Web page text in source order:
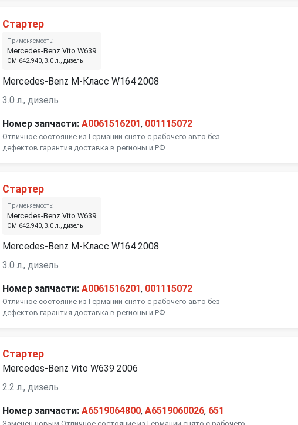
Стартер
Применяемость:
Mercedes-Benz Vito W639
OM 642.940, 3.0 л., дизель
Mercedes-Benz M-Класс W164 2008
3.0 л., дизель
Номер запчасти: A0061516201, 001115072
Отличное состояние из Германии снято с рабочего авто без
дефектов гарантия доставка в регионы и РФ
Стартер
Применяемость:
Mercedes-Benz Vito W639
OM 642.940, 3.0 л., дизель
Mercedes-Benz M-Класс W164 2008
3.0 л., дизель
Номер запчасти: A0061516201, 001115072
Отличное состояние из Германии снято с рабочего авто без
дефектов гарантия доставка в регионы и РФ
Стартер
Mercedes-Benz Vito W639 2006
2.2 л., дизель
Номер запчасти: A6519064800,A6519060026, 651